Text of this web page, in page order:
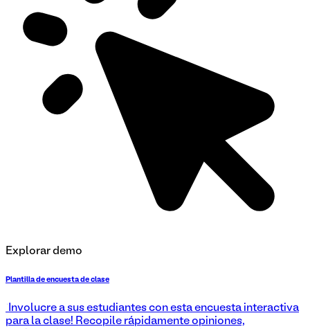
Explorar demo
Plantilla de encuesta de clase
¡Involucre a sus estudiantes con esta encuesta interactiva
para la clase! Recopile rápidamente opiniones,